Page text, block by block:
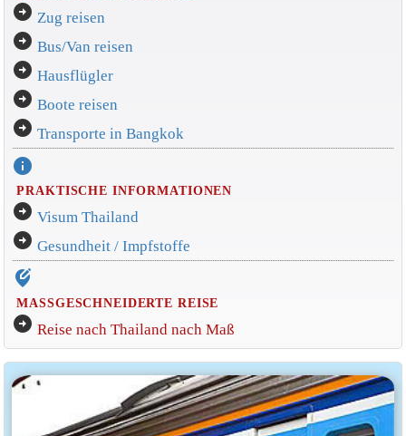
arrow_circle_right Zug reisen
arrow_circle_right Bus/Van reisen
arrow_circle_right Hausflügler
arrow_circle_right Boote reisen
arrow_circle_right Transporte in Bangkok
info
PRAKTISCHE INFORMATIONEN
arrow_circle_right Visum Thailand
arrow_circle_right Gesundheit / Impfstoffe
edit_location_alt
MASSGESCHNEIDERTE REISE
arrow_circle_right Reise nach Thailand nach Maß